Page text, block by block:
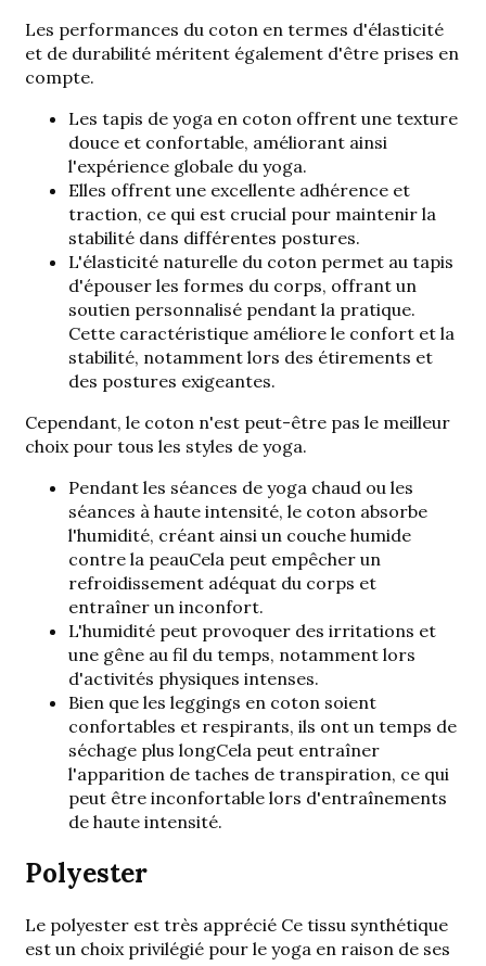
Les performances du coton en termes d'élasticité
et de durabilité méritent également d'être prises en
compte.
Les tapis de yoga en coton offrent une texture
douce et confortable, améliorant ainsi
l'expérience globale du yoga.
Elles offrent une excellente adhérence et
traction, ce qui est crucial pour maintenir la
stabilité dans différentes postures.
L'élasticité naturelle du coton permet au tapis
d'épouser les formes du corps, offrant un
soutien personnalisé pendant la pratique.
Cette caractéristique améliore le confort et la
stabilité, notamment lors des étirements et
des postures exigeantes.
Cependant, le coton n'est peut-être pas le meilleur
choix pour tous les styles de yoga.
Pendant les séances de yoga chaud ou les
séances à haute intensité, le coton absorbe
l'humidité, créant ainsi un couche humide
contre la peauCela peut empêcher un
refroidissement adéquat du corps et
entraîner un inconfort.
L'humidité peut provoquer des irritations et
une gêne au fil du temps, notamment lors
d'activités physiques intenses.
Bien que les leggings en coton soient
confortables et respirants, ils ont un temps de
séchage plus longCela peut entraîner
l'apparition de taches de transpiration, ce qui
peut être inconfortable lors d'entraînements
de haute intensité.
Polyester
Le polyester est très appréciéCe tissu synthétique
est un choix privilégié pour le yoga en raison de ses